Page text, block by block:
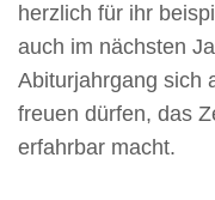
herzlich für ihr
auch im nächsten
Abiturjahrgang sich
freuen dürfen, das
erfahrbar macht.